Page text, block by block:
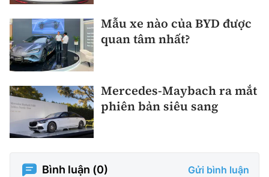
Mẫu xe nào của BYD được
quan tâm nhất?
Mercedes-Maybach ra mắt
phiên bản siêu sang
Bình luận (0) Gửi bình luận